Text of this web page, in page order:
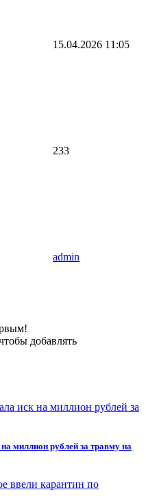
15.04.2026 11:05
233
admin
добавлять
миллион рублей за травму на